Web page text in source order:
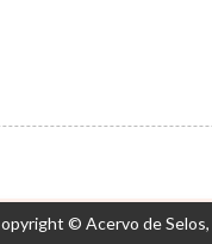
© Acervo de Selos,